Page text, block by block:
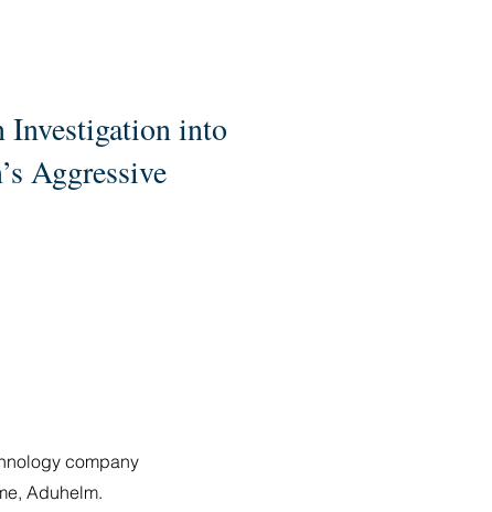
Investigation into
Aggressive
company
Aduhelm.